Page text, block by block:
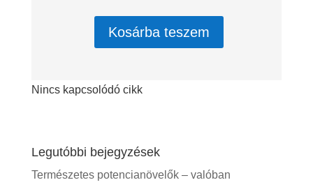
Kosárba teszem
Nincs kapcsolódó cikk
Legutóbbi bejegyzések
Természetes potencianövelők – valóban